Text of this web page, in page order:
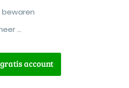
bewaren
...
account